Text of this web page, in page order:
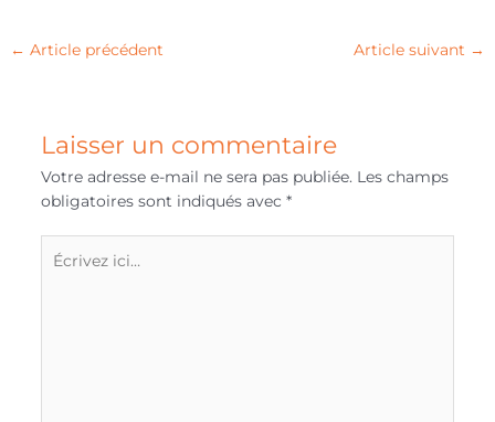
← Article précédent Article suivant →
Laisser un commentaire
Votre adresse e-mail ne sera pas publiée. Les champs
obligatoires sont indiqués avec *
ici…